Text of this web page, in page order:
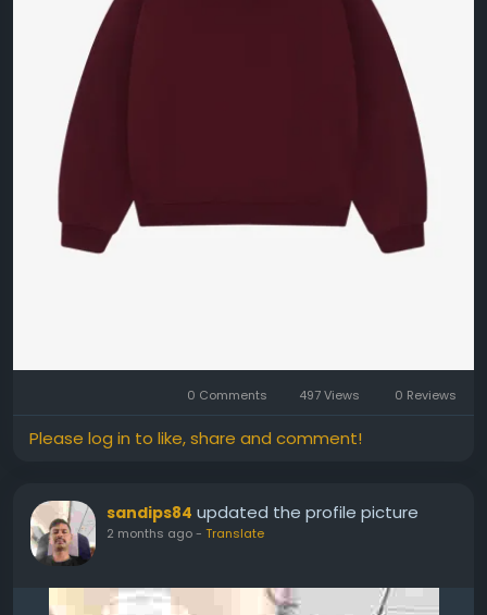
0 Comments 497 Views 0 Reviews
Please log in to like, share and comment!
sandips84 updated the profile picture
2 months ago- Translate